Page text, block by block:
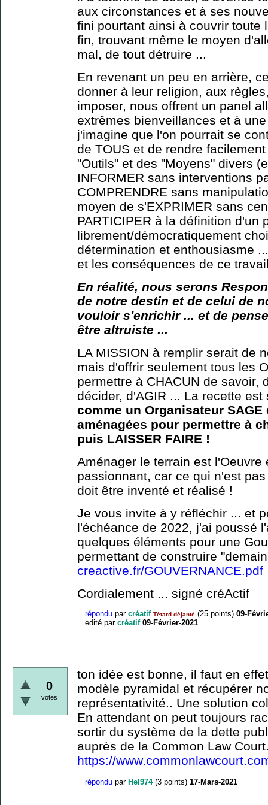
aux circonstances et à ses
fini pourtant ainsi à couvrir toute
fin, trouvant même le moyen
mal, de tout détruire ...
En revenant un peu en arrière,
donner à leur religion, aux
imposer, nous offrent un panel
extrêmes bienveillances et à
j'imagine que l'on pourrait se
de TOUS et de rendre
"Outils" et des "Moyens" divers
INFORMER sans interventions
COMPRENDRE sans
moyen de s'EXPRIMER sans
PARTICIPER à la définition d'un
librement/démocratiquement
détermination et enthousiasme
et les conséquences de ce
En réalité, nous serons
de notre destin et de celui de
vouloir s'enrichir ... et de
être altruiste ...
LA MISSION à remplir serait de
mais d'offrir seulement tous les
permettre à CHACUN de savoir,
décider, d'AGIR ... La recette
comme un Organisateur
aménagées pour permettre à
puis LAISSER FAIRE !
Aménager le terrain est
passionnant, car ce qui n'est
doit être inventé et réalisé !
Je vous invite à y réfléchir ... et
l'échéance de 2022, j'ai poussé
quelques éléments pour une
permettant de construire
creactive.fr/GOUVERNANCE.pdf
Cordialement ... signé créActif
répondu par créatif Tétard déjanté (25 points) 09-
edité par créatif 09-Février-2021
0
votes
ton idée est bonne, il faut en
modèle pyramidal et récupérer
représentativité.. Une solution
En attendant on peut toujours
sortir du système de la dette
auprès de la Common Law
https://
répondu par Hel974 (3 points) 17-Mars-2021